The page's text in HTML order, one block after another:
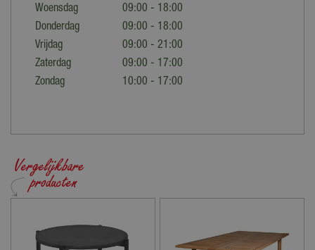
Woensdag
09:00 - 18:00
Donderdag
09:00 - 18:00
Vrijdag
09:00 - 21:00
Zaterdag
09:00 - 17:00
Zondag
10:00 - 17:00